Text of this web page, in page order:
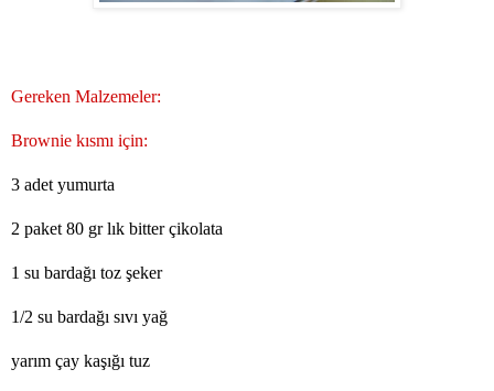
Gereken Malzemeler:
Brownie kısmı için:
3 adet yumurta
2 paket 80 gr lık bitter çikolata
1 su bardağı toz şeker
1/2 su bardağı sıvı yağ
yarım çay kaşığı tuz